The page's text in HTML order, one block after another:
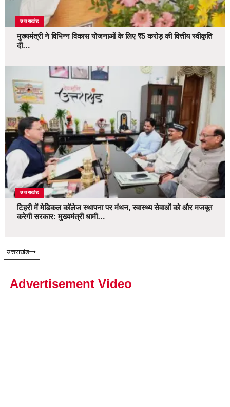
उत्तराखंड
मुख्यमंत्री ने विभिन्न विकास योजनाओं के लिए ₹5 करोड़ की वित्तीय स्वीकृति
दी…
उत्तराखंड
टिहरी में मेडिकल कॉलेज स्थापना पर मंथन, स्वास्थ्य सेवाओं को और मजबूत
करेगी सरकार: मुख्यमंत्री धामी…
उत्तराखंड
Advertisement Video